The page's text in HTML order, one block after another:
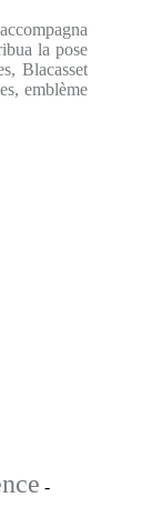
la pose
Blacasset
emblème
-